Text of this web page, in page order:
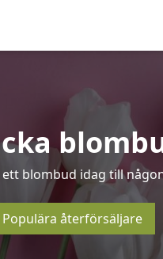
ett blombud idag till
Populära återförsäljare